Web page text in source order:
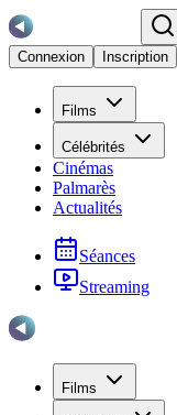
Connexion
Inscription
Films
Célébrités
Cinémas
Palmarès
Actualités
Séances
Streaming
Films